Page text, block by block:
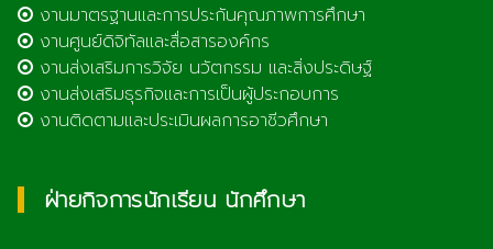
งานมาตรฐานและการประกันคุณภาพการศึกษา
งานศูนย์ดิจิทัลและสื่อสารองค์กร
งานส่งเสริมการวิจัย นวัตกรรม และสิ่งประดิษฐ์
งานส่งเสริมธุรกิจและการเป็นผู้ประกอบการ
งานติดตามและประเมินผลการอาชีวศึกษา
ฝ่ายกิจการนักเรียน นักศึกษา